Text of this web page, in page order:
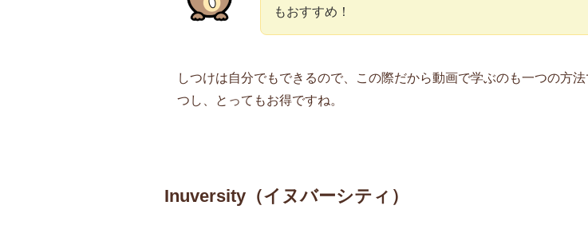
もおすすめ！
しつけは自分でもできるので、この際だから動画で学ぶのも一つの方
つし、とってもお得ですね。
Inuversity（イヌバーシティ）